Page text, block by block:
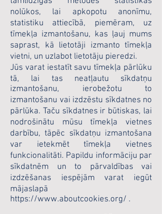
nolūkos, lai apkopotu anonīmu,
statistiku attiecībā, piemēram, uz
tīmekļa izmantošanu, kas ļauj mums
saprast, kā lietotāji izmanto tīmekļa
vietni, un uzlabot lietotāju pieredzi.
Jūs varat iestatīt savu tīmekļa pārlūku
tā, lai tas neatļautu sīkdatņu
izmantošanu, ierobežotu to
izmantošanu vai izdzēstu sīkdatnes no
pārlūka. Taču sīkdatnes ir būtiskas, lai
nodrošinātu mūsu tīmekļa vietnes
darbību, tāpēc sīkdatņu izmantošana
var ietekmēt tīmekļa vietnes
funkcionalitāti. Papildu informāciju par
sīkdatnēm un to pārvaldības vai
izdzēšanas iespējām varat iegūt
mājaslapā
https://www.aboutcookies.org/ .